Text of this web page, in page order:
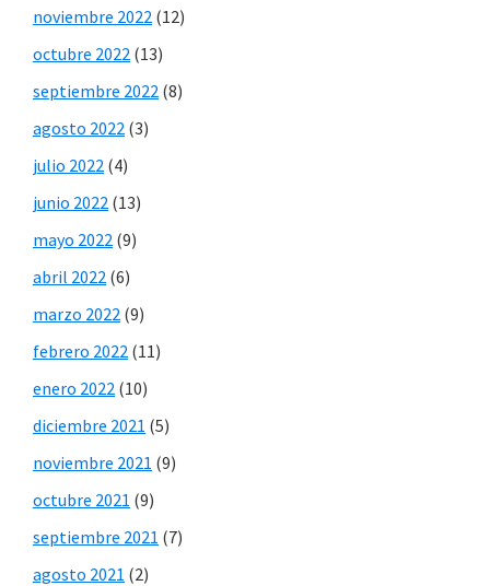
noviembre 2022 (12)
octubre 2022 (13)
septiembre 2022 (8)
agosto 2022 (3)
julio 2022 (4)
junio 2022 (13)
mayo 2022 (9)
abril 2022 (6)
marzo 2022 (9)
febrero 2022 (11)
enero 2022 (10)
diciembre 2021 (5)
noviembre 2021 (9)
octubre 2021 (9)
septiembre 2021 (7)
agosto 2021 (2)